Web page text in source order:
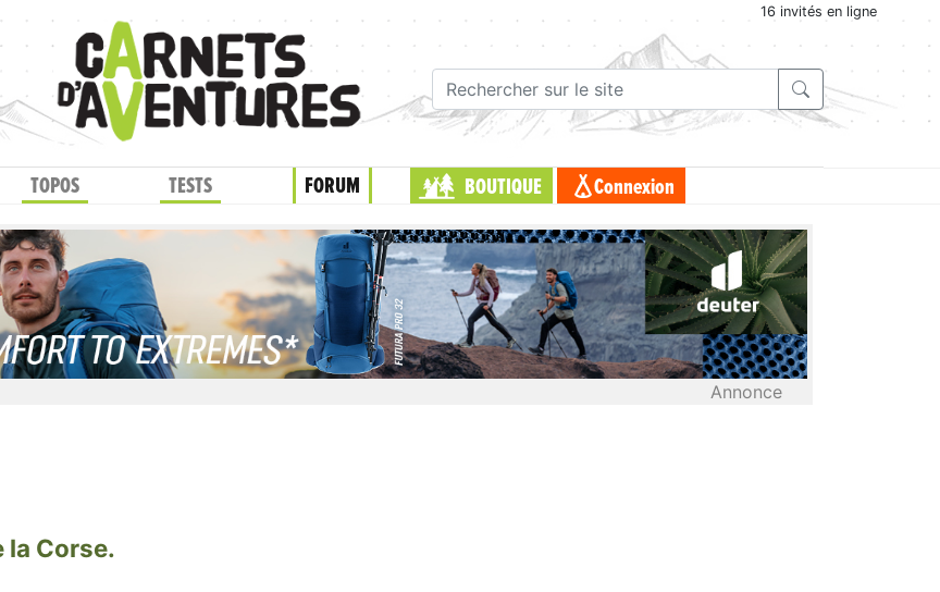
16 invités en ligne
TOPOS TESTS FORUM BOUTIQUE Connexion
Annonce
la Corse.